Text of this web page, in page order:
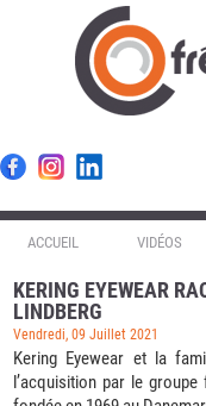
ACCUEIL VIDÉOS
KERING EYEWEAR
LINDBERG
Vendredi, 09 Juillet 2021
Kering Eyewear et la
l’acquisition par le